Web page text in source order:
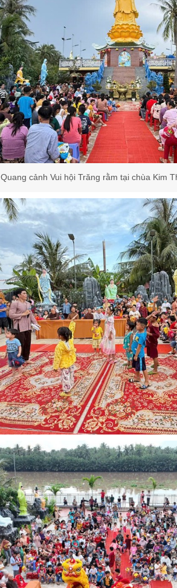
Quang cảnh Vui hội Trăng rằm tại chùa Kim